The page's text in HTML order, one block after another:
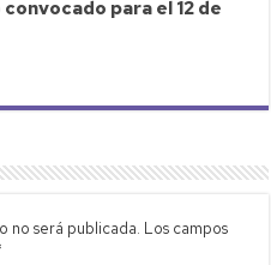
para el 12 de
no será publicada. Los campos